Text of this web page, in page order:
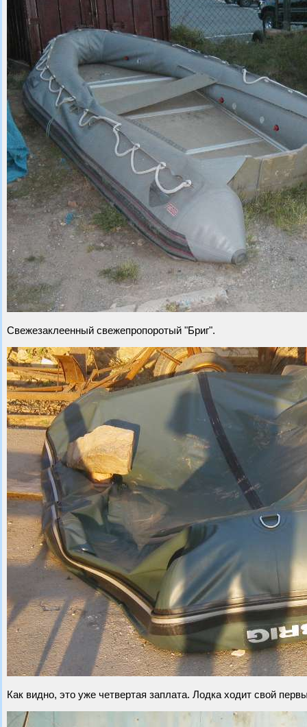
Свежезаклеенный свежепропоротый "Бриг".
Как видно, это уже четвертая заплата. Лодка ходит свой